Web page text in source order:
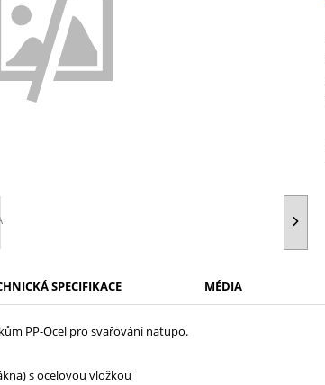
SPECIFIKACE MÉDIA
PP-Ocel pro svařování natupo.
s ocelovou vložkou